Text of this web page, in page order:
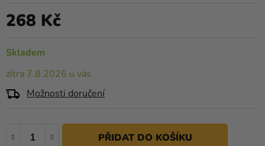
Kreativní
potřeby
Personalizované
produkty
Témata
Novinky
0,0
5
Skladem
zítra 7.8.2026 u vás
Možnosti doručení
268 Kč